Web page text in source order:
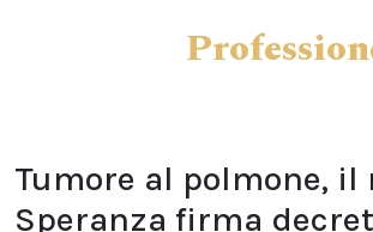
Tumore al polmone,
Speranza firma